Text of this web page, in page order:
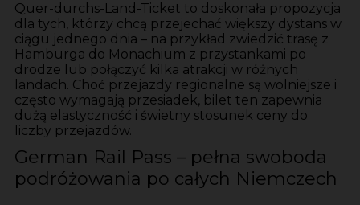
Quer-durchs-Land-Ticket to doskonała propozycja
dla tych, którzy chcą przejechać większy dystans w
ciągu jednego dnia – na przykład zwiedzić trasę z
Hamburga do Monachium z przystankami po
drodze lub połączyć kilka atrakcji w różnych
landach. Choć przejazdy regionalne są wolniejsze i
często wymagają przesiadek, bilet ten zapewnia
dużą elastyczność i świetny stosunek ceny do
liczby przejazdów.
German Rail Pass – pełna swoboda
podróżowania po całych Niemczech